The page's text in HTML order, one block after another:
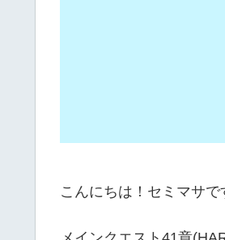
こんにちは！セミマサで